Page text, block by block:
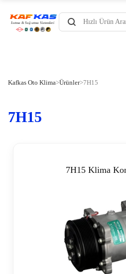
Products
search
Kafkas Oto Klima>Ürünler>7H15
7H15
7H15 Klima